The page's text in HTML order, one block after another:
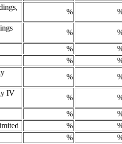
%
%
%
%
%
IV
%
%
%
%